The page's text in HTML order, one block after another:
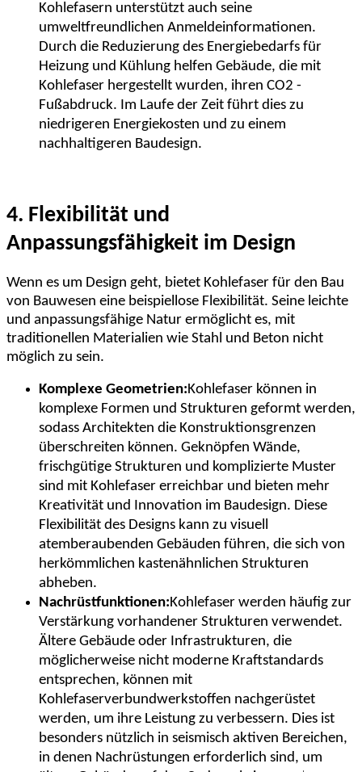
Kohlefasern unterstützt auch seine
umweltfreundlichen Anmeldeinformationen.
Durch die Reduzierung des Energiebedarfs für
Heizung und Kühlung helfen Gebäude, die mit
Kohlefaser hergestellt wurden, ihren CO2 -
Fußabdruck. Im Laufe der Zeit führt dies zu
niedrigeren Energiekosten und zu einem
nachhaltigeren Baudesign.
4. Flexibilität und
Anpassungsfähigkeit im Design
Wenn es um Design geht, bietet Kohlefaser für den Bau
von Bauwesen eine beispiellose Flexibilität. Seine leichte
und anpassungsfähige Natur ermöglicht es, mit
traditionellen Materialien wie Stahl und Beton nicht
möglich zu sein.
Komplexe Geometrien:Kohlefaser können in
komplexe Formen und Strukturen geformt werden,
sodass Architekten die Konstruktionsgrenzen
überschreiten können. Geknöpfen Wände,
frischgütige Strukturen und komplizierte Muster
sind mit Kohlefaser erreichbar und bieten mehr
Kreativität und Innovation im Baudesign. Diese
Flexibilität des Designs kann zu visuell
atemberaubenden Gebäuden führen, die sich von
herkömmlichen kastenähnlichen Strukturen
abheben.
Nachrüstfunktionen:Kohlefaser werden häufig zur
Verstärkung vorhandener Strukturen verwendet.
Ältere Gebäude oder Infrastrukturen, die
möglicherweise nicht moderne Kraftstandards
entsprechen, können mit
Kohlefaserverbundwerkstoffen nachgerüstet
werden, um ihre Leistung zu verbessern. Dies ist
besonders nützlich in seismisch aktiven Bereichen,
in denen Nachrüstungen erforderlich sind, um